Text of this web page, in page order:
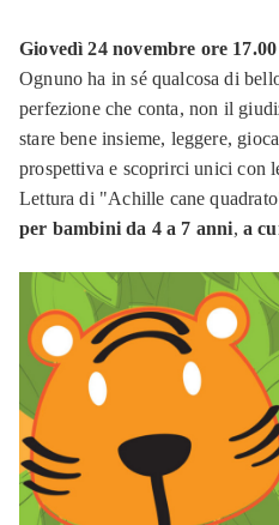
Giovedì 24 novembre ore
Ognuno ha in sé qualcosa di
perfezione che conta, non il
stare bene insieme, leggere,
prospettiva e scoprirci unici con
Lettura di "Achille cane
per bambini da 4 a 7 anni, a